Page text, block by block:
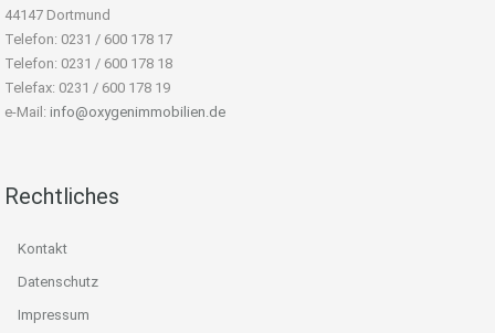
44147 Dortmund
Telefon: 0231 / 600 178 17
Telefon: 0231 / 600 178 18
Telefax: 0231 / 600 178 19
e-Mail: info@oxygenimmobilien.de
Rechtliches
Kontakt
Datenschutz
Impressum